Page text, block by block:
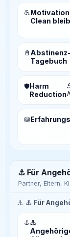
💪Motivation
Clean
📓 Abstinenz-
Tagebuch
🛡️Harm
Reduction
📖
⚓ Für
Partner, Eltern,
⚓ ⚓ Für
⚓⚓